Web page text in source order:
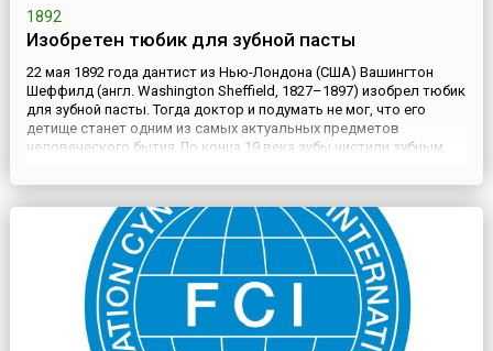
1892
Изобретен тюбик для зубной пасты
22 мая 1892 года дантист из Нью-Лондона (США) Вашингтон
Шеффилд (англ. Washington Sheffield, 1827–1897) изобрел тюбик
для зубной пасты. Тогда доктор и подумать не мог, что его
детище станет одним из самых актуальных предметов
человеческого бытия.До конца 19 века зубы чистили зубным
что было очень непрактично и неудобно. В 1873 году нью-йо...